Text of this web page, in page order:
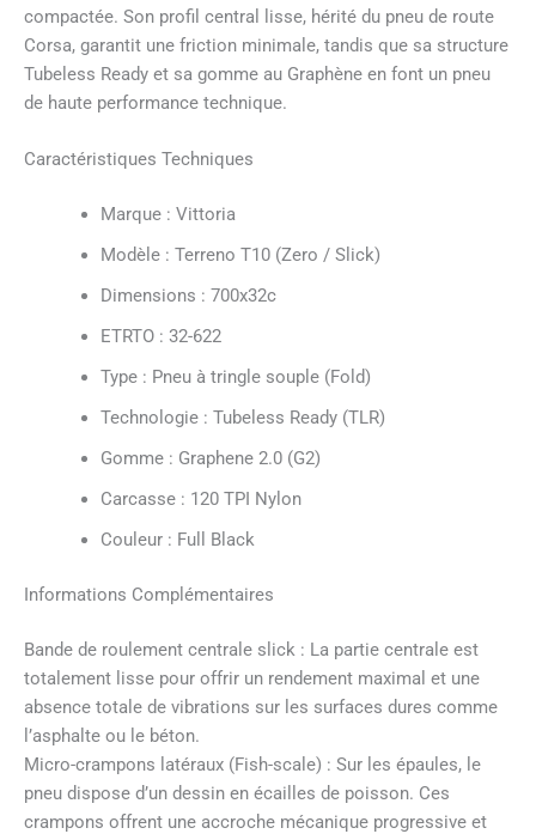
compactée. Son profil central lisse, hérité du pneu de route
Corsa, garantit une friction minimale, tandis que sa structure
Tubeless Ready et sa gomme au Graphène en font un pneu
de haute performance technique.
Caractéristiques Techniques
Marque : Vittoria
Modèle : Terreno T10 (Zero / Slick)
Dimensions : 700x32c
ETRTO : 32-622
Type : Pneu à tringle souple (Fold)
Technologie : Tubeless Ready (TLR)
Gomme : Graphene 2.0 (G2)
Carcasse : 120 TPI Nylon
Couleur : Full Black
Informations Complémentaires
Bande de roulement centrale slick : La partie centrale est
totalement lisse pour offrir un rendement maximal et une
absence totale de vibrations sur les surfaces dures comme
l’asphalte ou le béton.
Micro-crampons latéraux (Fish-scale) : Sur les épaules, le
pneu dispose d’un dessin en écailles de poisson. Ces
crampons offrent une accroche mécanique progressive et